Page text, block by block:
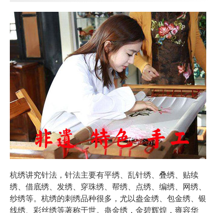
杭绣讲究针法，针法主要有平绣、乱针绣、叠绣、贴续
绣、借底绣、发绣、穿珠绣、帮绣、点绣、编绣、网绣、
纱绣等。杭绣的刺绣品种很多，尤以盎金绣、包金绣、银
线绣、彩丝绣等著称于世。蛊金绣，金碧辉煌，雍容华